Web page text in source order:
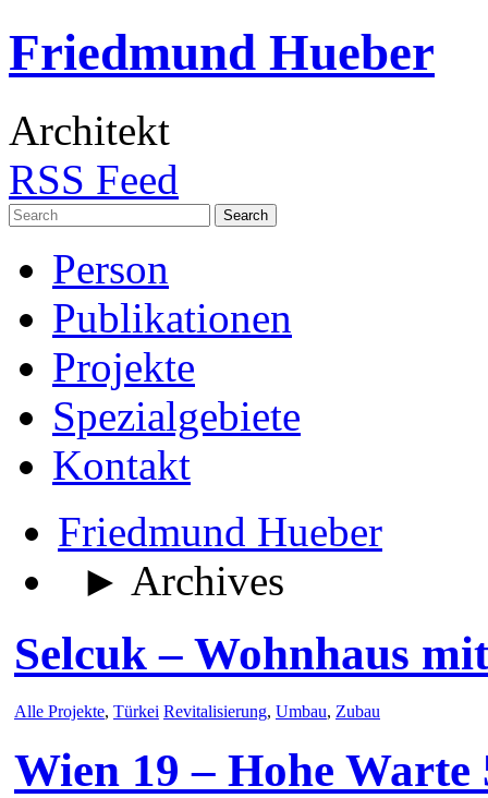
Friedmund Hueber
Architekt
RSS Feed
Search
for:
Person
Publikationen
Projekte
Spezialgebiete
Kontakt
Friedmund Hueber
► Archives
Selcuk – Wohnhaus
Alle Projekte, Türkei Revitalisierung, Umbau, Zubau
Wien 19 – Hohe Warte